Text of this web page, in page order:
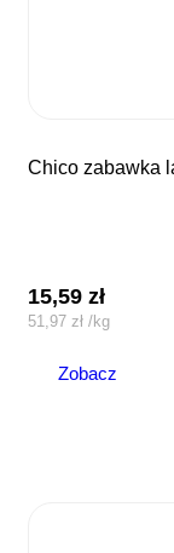
chico zabawka
15,59zł
51,97 zł /kg
Zobacz